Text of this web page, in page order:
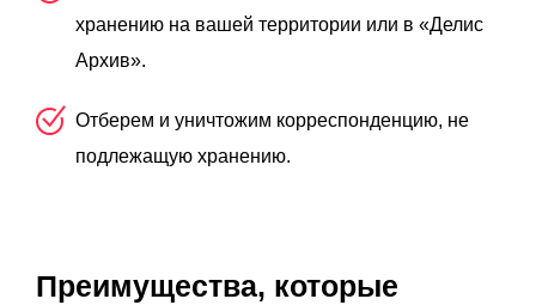
хранению на вашей территории или в «Делис
Архив».
Отберем и уничтожим корреспонденцию, не
подлежащую хранению.
Преимущества, которые